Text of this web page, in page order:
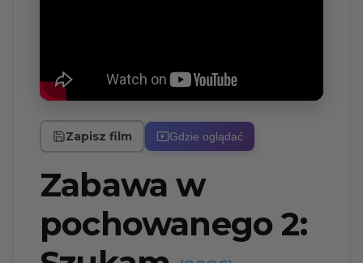
Zapisz film Gdzie oglądać
Zabawa w
pochowanego 2: